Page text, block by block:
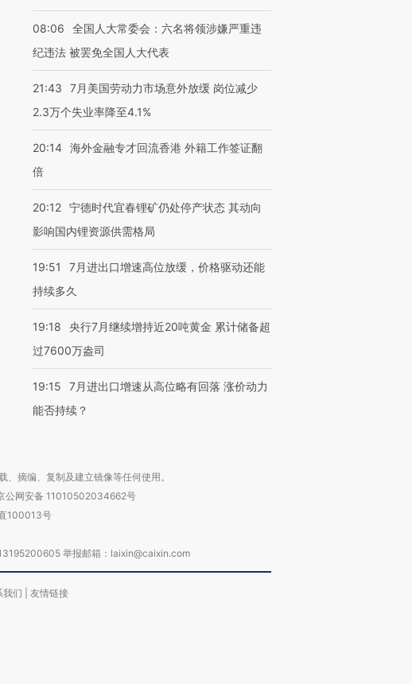
08:06
全国人大常委会：六名将领涉嫌严重违
纪违法 被罢免全国人大代表
21:43
7月美国劳动力市场意外放缓 岗位减少
2.3万个失业率降至4.1%
20:14 海外金融专才回流香港 外籍工作签证翻
倍
20:12 宁德时代宜春锂矿仍处停产状态 其动向
影响国内锂资源供需格局
19:51
7月进出口增速高位放缓，价格驱动还能
持续多久
19:18
央行7月继续增持近20吨黄金 累计储备超
过7600万盎司
19:15
7月进出口增速从高位略有回落 涨价动力
能否持续？
摘编、复制及建立镜像等任何使用。
公网安备 11010502034662号
100013号
举报邮箱：laixin@caixin.com
我们 友情链接